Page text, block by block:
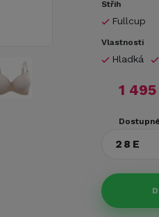
Střih
Fullcup
Vlastnosti
Hladká
1
28E